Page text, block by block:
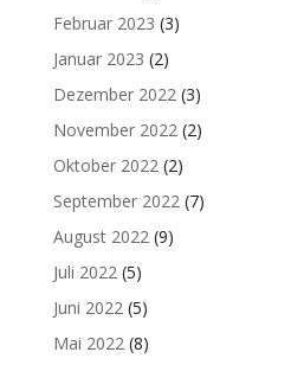
Februar 2023 (3)
Januar 2023 (2)
Dezember 2022 (3)
November 2022 (2)
Oktober 2022 (2)
September 2022 (7)
August 2022 (9)
Juli 2022 (5)
Juni 2022 (5)
Mai 2022 (8)